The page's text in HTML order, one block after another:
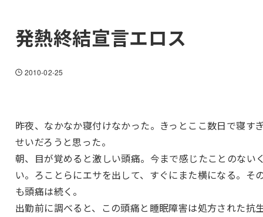
発熱終結宣言エロス
2010-02-25
昨夜、なかなか寝付けなかった。きっとここ数日で寝す
せいだろうと思った。
朝、目が覚めると激しい頭痛。今まで感じたことのない
い。ろことらにエサを出して、すぐにまた横になる。そ
も頭痛は続く。
出勤前に調べると、この頭痛と睡眠障害は処方された抗